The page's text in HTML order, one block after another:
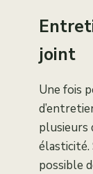
joint
Une fois
plusieurs
élasticité.
possible